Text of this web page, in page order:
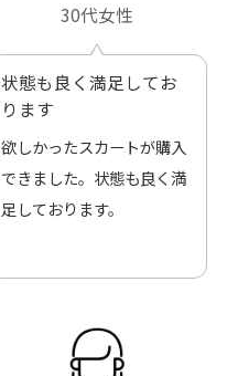
30代女性
状態も良く満足してお
ります
欲しかったスカートが購入
できました。状態も良く満
足しております。